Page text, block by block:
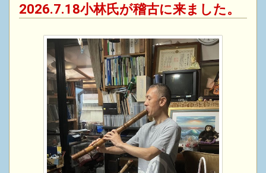
2026.7.18小林氏が稽古に来ました。